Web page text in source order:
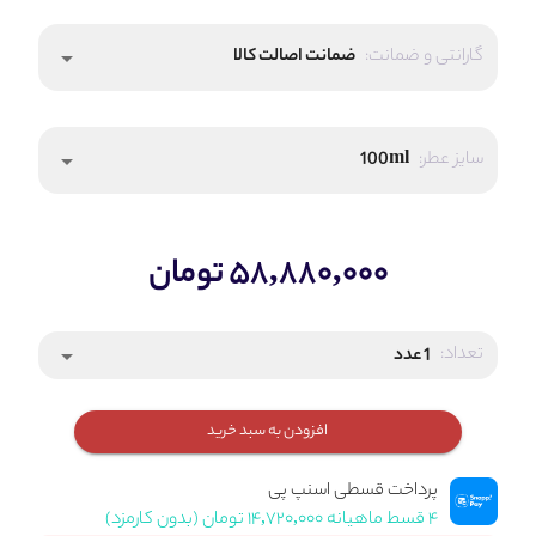
گارانتی و ضمانت: ضمانت اصالت کالا arrow_drop_down
سایز عطر: 100ml
arrow_drop_down
۵۸,۸۸۰,۰۰۰ تومان
تعداد: 1 عدد arrow_drop_down
افزودن به سبد خرید
پرداخت قسطی اسنپ پی
۴ قسط ماهیانه ۱۴,۷۲۰,۰۰۰ تومان (بدون کارمزد)